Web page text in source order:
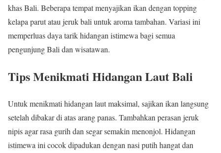
khas Bali. Beberapa tempat menyajikan ikan dengan topping
kelapa parut atau jeruk bali untuk aroma tambahan. Variasi ini
memperluas daya tarik hidangan istimewa bagi semua
pengunjung Bali dan wisatawan.
Tips Menikmati Hidangan Laut Bali
Untuk menikmati hidangan laut maksimal, sajikan ikan langsung
setelah dibakar di atas arang panas. Tambahkan perasan jeruk
nipis agar rasa gurih dan segar semakin menonjol. Hidangan
istimewa ini cocok dipadukan dengan nasi putih hangat dan